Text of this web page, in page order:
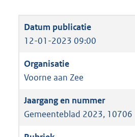
12-01-2023 09:00
Voorne aan Zee
Gemeenteblad 2023, 10706